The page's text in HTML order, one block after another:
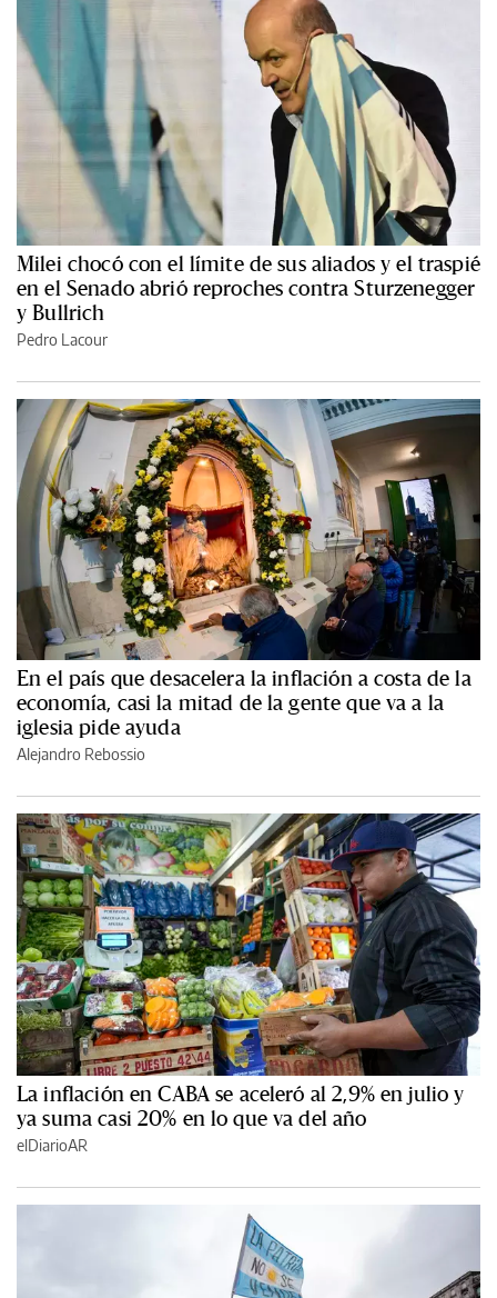
Milei chocó con el límite de sus aliados y el traspié
en el Senado abrió reproches contra Sturzenegger
y Bullrich
Pedro Lacour
En el país que desacelera la inflación a costa de la
economía, casi la mitad de la gente que va a la
iglesia pide ayuda
Alejandro Rebossio
La inflación en CABA se aceleró al 2,9% en julio y
ya suma casi 20% en lo que va del año
elDiarioAR